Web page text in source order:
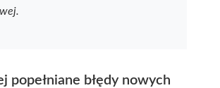
popełniane błędy nowych